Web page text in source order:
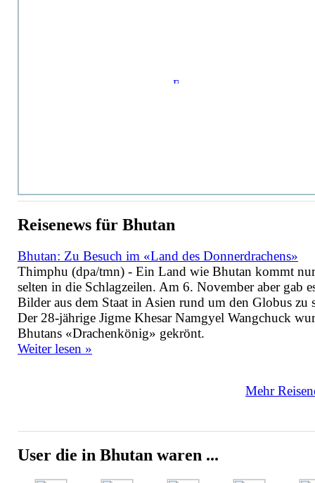
Reisenews für Bhutan
Bhutan: Zu Besuch im «Land des Donnerdrachens»
Thimphu (dpa/tmn) - Ein Land wie Bhutan kommt nur
selten in die Schlagzeilen. Am 6. November aber gab
Bilder aus dem Staat in Asien rund um den Globus zu
Der 28-jährige Jigme Khesar Namgyel Wangchuck
Bhutans «Drachenkönig» gekrönt.
Weiter lesen »
Mehr
User die in Bhutan waren ...